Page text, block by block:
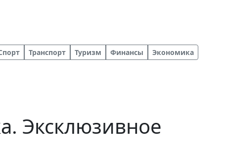
Транспорт Туризм Финансы
Экономика
Эксклюзивное